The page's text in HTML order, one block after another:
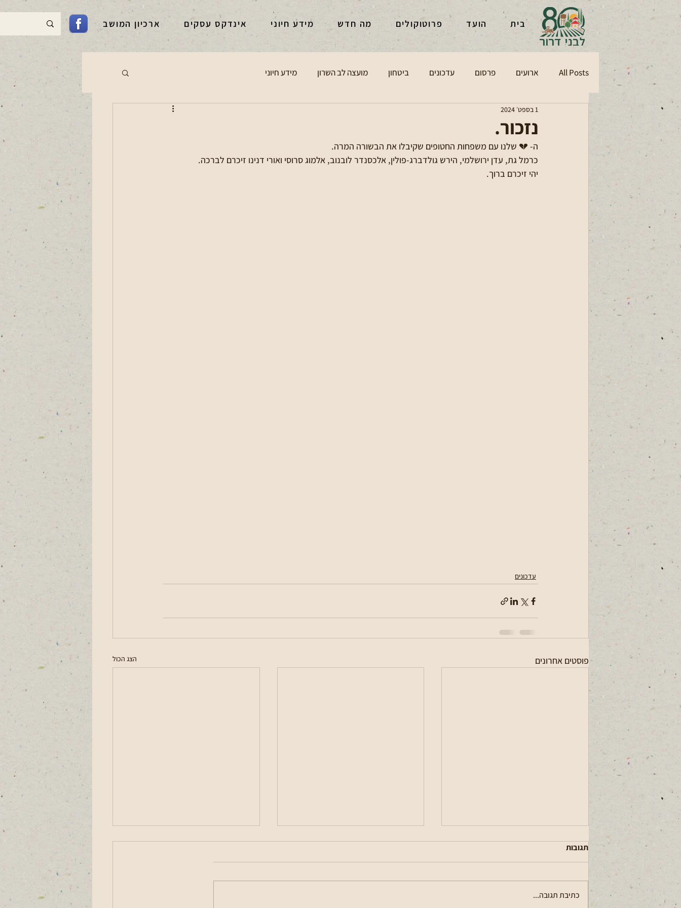
בית הועד פרוטוקולים מה חדש מידע חיוני אינדקס עסקים ארכיון המושב
All Posts ארועים פרסום עדכונים ביטחון מועצה לב השרון מידע חיוני
נזכור.
1 בספט׳ 2024
ה- 💔 שלנו עם משפחות החטופים שקיבלו את הבשורה המרה.
כרמל גת, עדן ירושלמי, הירש גולדברג-פולין, אלכסנדר לובנוב, אלמוג סרוסי ואורי דנינו זיכרם לברכה.
יהי זיכרם ברוך.
עדכונים
פוסטים אחרונים הצג הכול
תגובות
כתיבת תגובה...